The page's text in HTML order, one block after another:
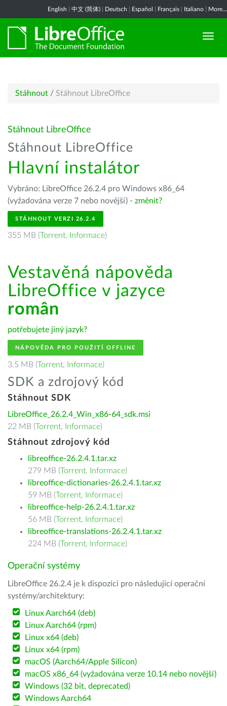
English 中文 (简体) Deutsch Español Français Italiano More...
Stáhnout / Stáhnout LibreOffice
Stáhnout LibreOffice
Stáhnout LibreOffice
Hlavní instalátor
Vybráno: LibreOffice 26.2.4 pro Windows x86_64
(vyžadována verze 7 nebo novější) - změnit?
STÁHNOUT VERZI 26.2.4
355 MB (Torrent, Informace)
Vestavěná nápověda
LibreOffice v jazyce
român
potřebujete jiný jazyk?
NÁPOVĚDA PRO POUŽITÍ OFFLINE
3.5 MB (Torrent, Informace)
SDK a zdrojový kód
Stáhnout SDK
LibreOffice_26.2.4_Win_x86-64_sdk.msi
22 MB (Torrent, Informace)
Stáhnout zdrojový kód
libreoffice-26.2.4.1.tar.xz
279 MB (Torrent, Informace)
libreoffice-dictionaries-26.2.4.1.tar.xz
59 MB (Torrent, Informace)
libreoffice-help-26.2.4.1.tar.xz
56 MB (Torrent, Informace)
libreoffice-translations-26.2.4.1.tar.xz
224 MB (Torrent, Informace)
Operační systémy
LibreOffice 26.2.4 je k dispozici pro následující operační
systémy/architektury:
Linux Aarch64 (deb)
Linux Aarch64 (rpm)
Linux x64 (deb)
Linux x64 (rpm)
macOS (Aarch64/Apple Silicon)
macOS x86_64 (vyžadována verze 10.14 nebo novější)
Windows (32 bit, deprecated)
Windows Aarch64